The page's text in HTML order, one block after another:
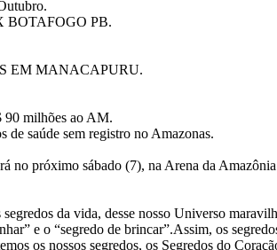
BOTAFOGO PB.
EM MANACAPURU.
90 milhões ao AM.
saúde sem registro no Amazonas.
no próximo sábado (7), na Arena da
da vida, desse nosso Universo
e o “segredo de brincar”.Assim, os
os nossos segredos, os Segredos do